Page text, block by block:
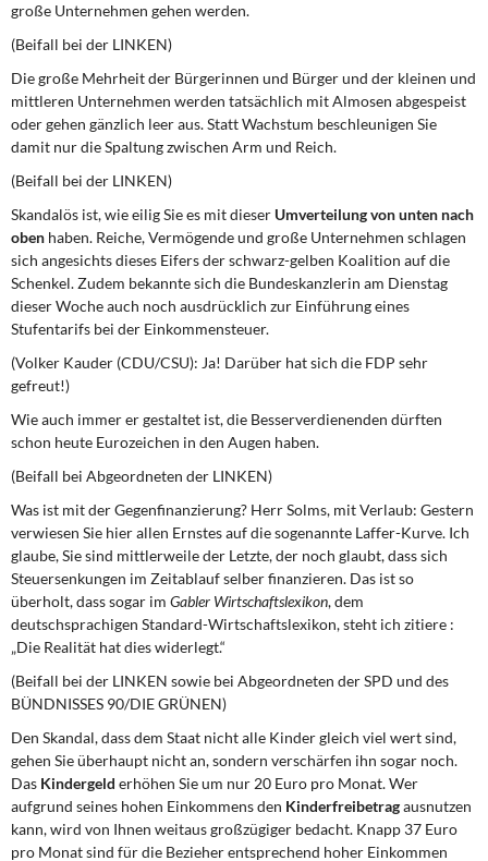
große Unternehmen gehen werden.
(Beifall bei der LINKEN)
Die große Mehrheit der Bürgerinnen und Bürger und der kleinen und
mittleren Unternehmen werden tatsächlich mit Almosen abgespeist
oder gehen gänzlich leer aus. Statt Wachstum beschleunigen Sie
damit nur die Spaltung zwischen Arm und Reich.
(Beifall bei der LINKEN)
Skandalös ist, wie eilig Sie es mit dieser Umverteilung von unten nach
oben haben. Reiche, Vermögende und große Unternehmen schlagen
sich angesichts dieses Eifers der schwarz-gelben Koalition auf die
Schenkel. Zudem bekannte sich die Bundeskanzlerin am Dienstag
dieser Woche auch noch ausdrücklich zur Einführung eines
Stufentarifs bei der Einkommensteuer.
(Volker Kauder (CDU/CSU): Ja! Darüber hat sich die FDP sehr
gefreut!)
Wie auch immer er gestaltet ist, die Besserverdienenden dürften
schon heute Eurozeichen in den Augen haben.
(Beifall bei Abgeordneten der LINKEN)
Was ist mit der Gegenfinanzierung? Herr Solms, mit Verlaub: Gestern
verwiesen Sie hier allen Ernstes auf die sogenannte Laffer-Kurve. Ich
glaube, Sie sind mittlerweile der Letzte, der noch glaubt, dass sich
Steuersenkungen im Zeitablauf selber finanzieren. Das ist so
überholt, dass sogar im Gabler Wirtschaftslexikon, dem
deutschsprachigen Standard-Wirtschaftslexikon, steht ich zitiere :
„Die Realität hat dies widerlegt.“
(Beifall bei der LINKEN sowie bei Abgeordneten der SPD und des
BÜNDNISSES 90/DIE GRÜNEN)
Den Skandal, dass dem Staat nicht alle Kinder gleich viel wert sind,
gehen Sie überhaupt nicht an, sondern verschärfen ihn sogar noch.
Das Kindergeld erhöhen Sie um nur 20 Euro pro Monat. Wer
aufgrund seines hohen Einkommens den Kinderfreibetragausnutzen
kann, wird von Ihnen weitaus großzügiger bedacht. Knapp 37 Euro
pro Monat sind für die Bezieher entsprechend hoher Einkommen